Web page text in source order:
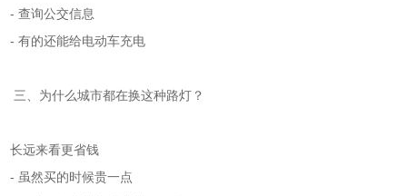
- 查询公交信息
- 有的还能给电动车充电
三、为什么城市都在换这种路灯？
长远来看更省钱
- 虽然买的时候贵一点